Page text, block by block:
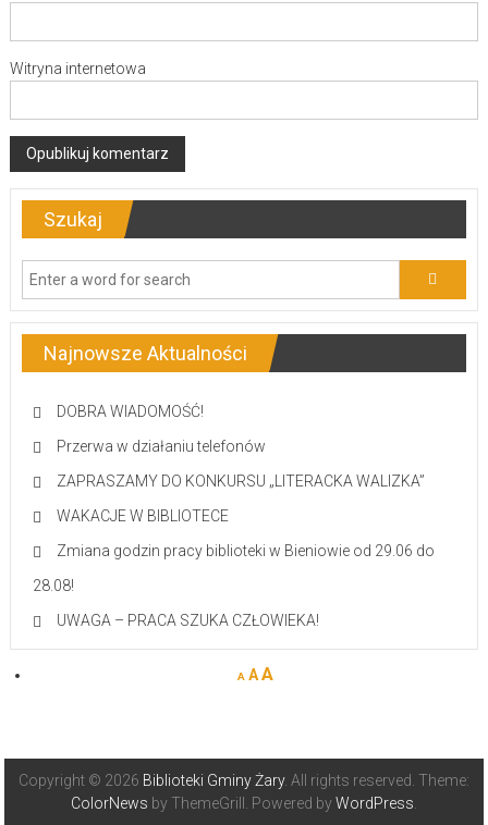
Witryna internetowa
Szukaj
Najnowsze Aktualności
DOBRA WIADOMOŚĆ!
Przerwa w działaniu telefonów
ZAPRASZAMY DO KONKURSU „LITERACKA WALIZKA”
WAKACJE W BIBLIOTECE
Zmiana godzin pracy biblioteki w Bieniowie od 29.06 do
28.08!
UWAGA – PRACA SZUKA CZŁOWIEKA!
A A A
Copyright © 2026 Biblioteki Gminy Żary. All rights reserved. Theme:
ColorNews by ThemeGrill. Powered byWordPress